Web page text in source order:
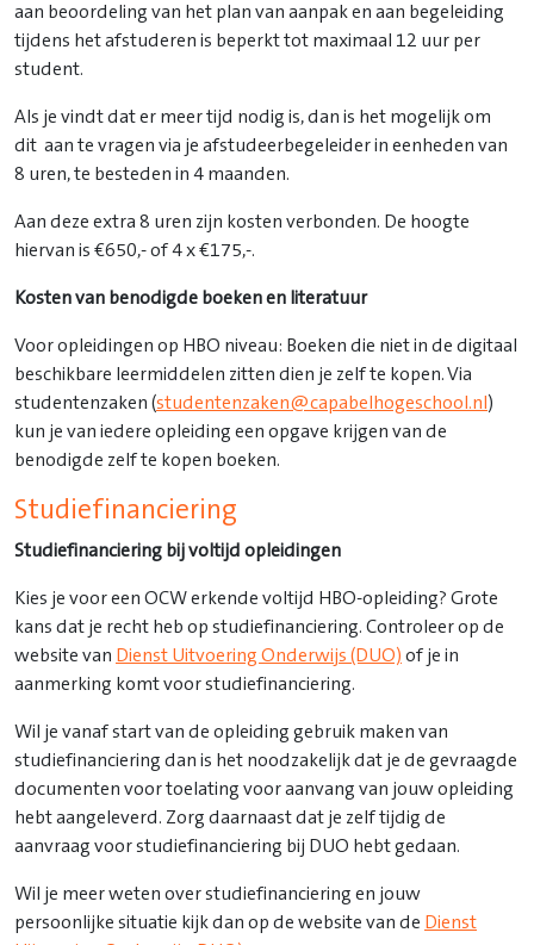
aan beoordeling van het plan van aanpak en aan begeleiding
tijdens het afstuderen is beperkt tot maximaal 12 uur per
student.
Als je vindt dat er meer tijd nodig is, dan is het mogelijk om
dit aan te vragen via je afstudeerbegeleider in eenheden van
8 uren, te besteden in 4 maanden.
Aan deze extra 8 uren zijn kosten verbonden. De hoogte
hiervan is €650,- of 4 x €175,-.
Kosten van benodigde boeken en literatuur
Voor opleidingen op HBO niveau: Boeken die niet in de digitaal
beschikbare leermiddelen zitten dien je zelf te kopen. Via
studentenzaken (studentenzaken@capabelhogeschool.nl)
kun je van iedere opleiding een opgave krijgen van de
benodigde zelf te kopen boeken.
Studiefinanciering
Studiefinanciering bij voltijd opleidingen
Kies je voor een OCW erkende voltijd HBO-opleiding? Grote
kans dat je recht heb op studiefinanciering. Controleer op de
website van Dienst Uitvoering Onderwijs (DUO) of je in
aanmerking komt voor studiefinanciering.
Wil je vanaf start van de opleiding gebruik maken van
studiefinanciering dan is het noodzakelijk dat je de gevraagde
documenten voor toelating voor aanvang van jouw opleiding
hebt aangeleverd. Zorg daarnaast dat je zelf tijdig de
aanvraag voor studiefinanciering bij DUO hebt gedaan.
Wil je meer weten over studiefinanciering en jouw
persoonlijke situatie kijk dan op de website van de Dienst